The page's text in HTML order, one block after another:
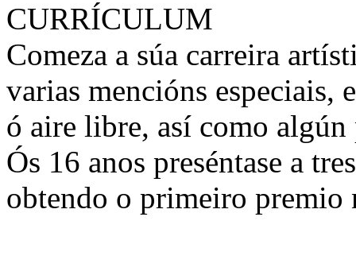
CURRÍCULUM
Comeza a súa carreira
varias mencións especiais,
ó aire libre, así como
Ós 16 anos preséntase a
obtendo o primeiro premio